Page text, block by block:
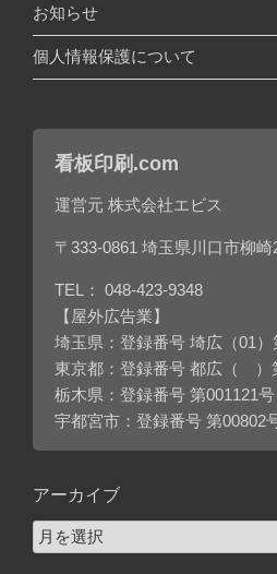
お知らせ
個人情報保護について
看板印刷.com
運営元 株式会社エビス
〒333-0861 埼玉県川口市柳崎
TEL： 048-423-9348
【屋外広告業】
埼玉県：登録番号 埼広（01）
東京都：登録番号 都広（ ）
栃木県：登録番号 第001121号
宇都宮市：登録番号 第00802
アーカイブ
ア
ー